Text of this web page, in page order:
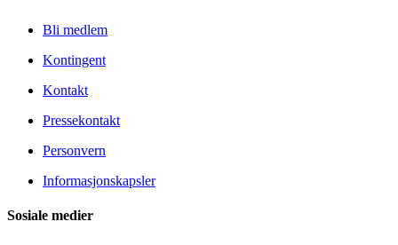
Bli medlem
Kontingent
Kontakt
Pressekontakt
Personvern
Informasjonskapsler
Sosiale medier